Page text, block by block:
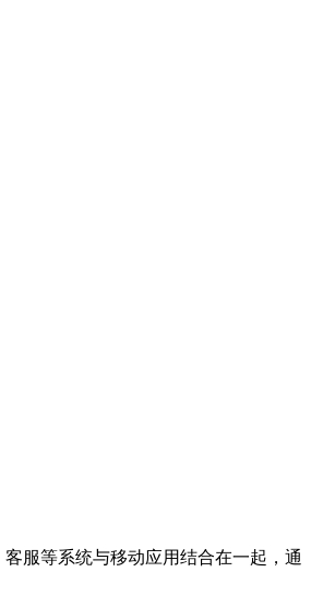
服等系统与移动应用结合在一起，通